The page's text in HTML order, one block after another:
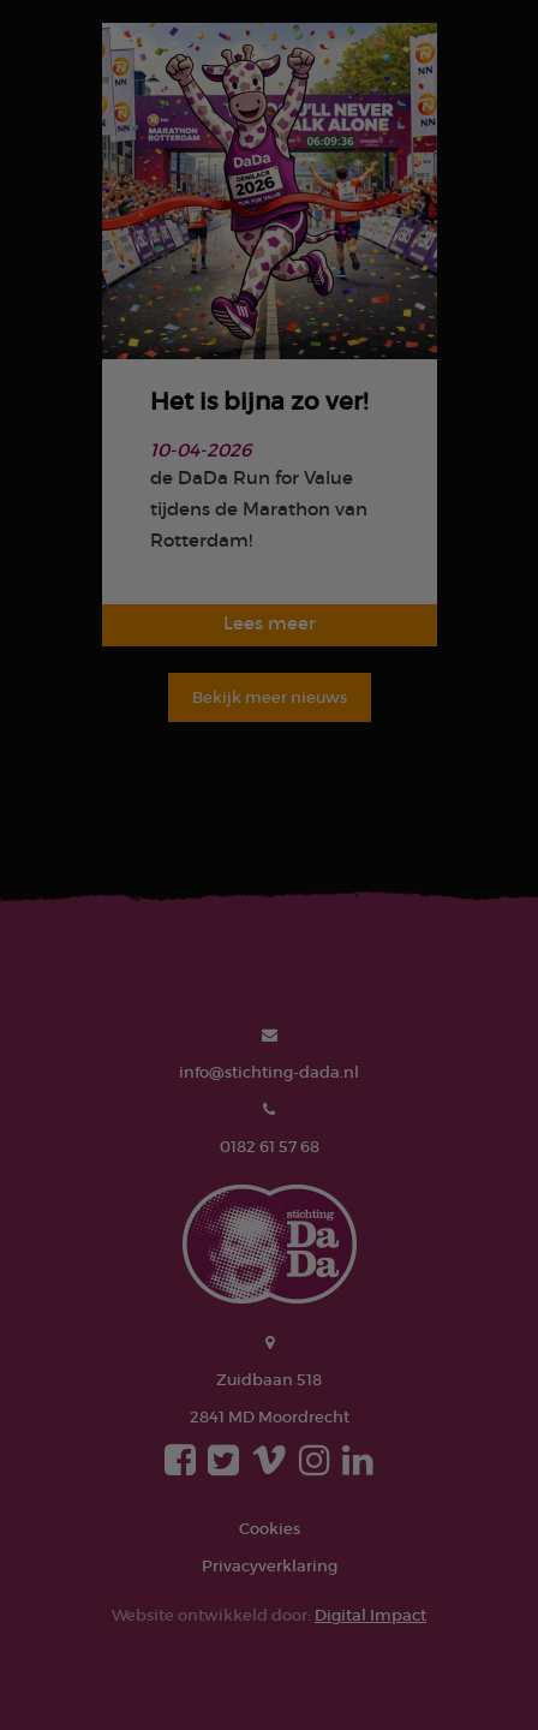
Het is bijna zo ver!
10-04-2026
de DaDa Run for Value
tijdens de Marathon van
Rotterdam!
Bekijk meer nieuws
info@stichting-dada.nl
0182 61 57 68
Zuidbaan 518
2841 MD Moordrecht
Cookies
Privacyverklaring
Website ontwikkeld door: Digital Impact